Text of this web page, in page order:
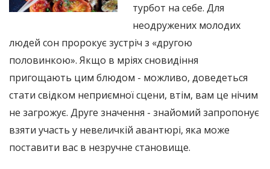
турбот на себе. Для
неодружених молодих
людей сон пророкує зустріч з «другою
половинкою». Якщо в мріях сновидіння
пригощають цим блюдом - можливо, доведеться
стати свідком неприємної сцени, втім, вам це нічим
не загрожує. Друге значення - знайомий запропонує
взяти участь у невеличкій авантюрі, яка може
поставити вас в незручне становище.